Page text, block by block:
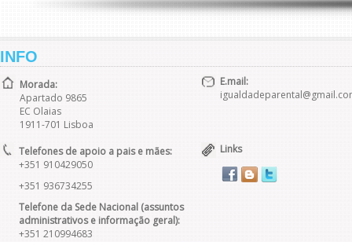
INFO
Morada:
Apartado 9865
EC Olaias
1911-701 Lisboa
E.mail:
Telefones de apoio a pais e mães:
+351 910429050
+351 936734255
Telefone da Sede Nacional (assuntos
administrativos e informação geral):
+351 210994683
Links